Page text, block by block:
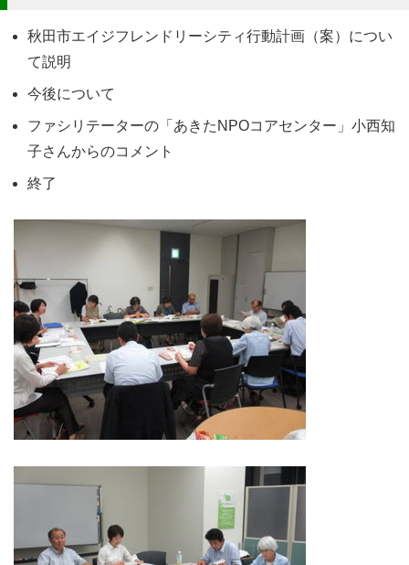
秋田市エイジフレンドリーシティ行動計画（案）につい
て説明
今後について
ファシリテーターの「あきたNPOコアセンター」小西知
子さんからのコメント
終了